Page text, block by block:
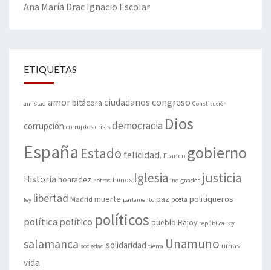
Ana María Drac Ignacio Escolar
ETIQUETAS
amistad amorbitácora ciudadanos congreso Constitución
corrupción corruptos crisis democracia Dios
España Estado felicidad. Franco gobierno
Historia honradez hotros hunos Iglesia indignados justicia
ley libertad Madrid muerte parlamento paz poeta politiqueros
política político políticos pueblo Rajoy república rey
salamanca sociedad solidaridad tierra Unamuno urnas
vida